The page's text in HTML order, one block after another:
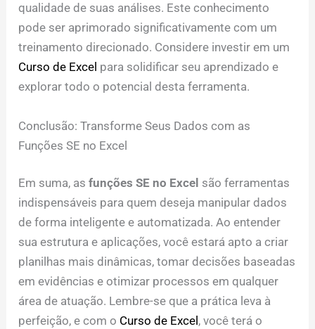
qualidade de suas análises. Este conhecimento
pode ser aprimorado significativamente com um
treinamento direcionado. Considere investir em um
Curso de Excel para solidificar seu aprendizado e
explorar todo o potencial desta ferramenta.
Conclusão: Transforme Seus Dados com as
Funções SE no Excel
Em suma, asfunções SE no Excel são ferramentas
indispensáveis para quem deseja manipular dados
de forma inteligente e automatizada. Ao entender
sua estrutura e aplicações, você estará apto a criar
planilhas mais dinâmicas, tomar decisões baseadas
em evidências e otimizar processos em qualquer
área de atuação. Lembre-se que a prática leva à
perfeição, e com o Curso de Excel , você terá o